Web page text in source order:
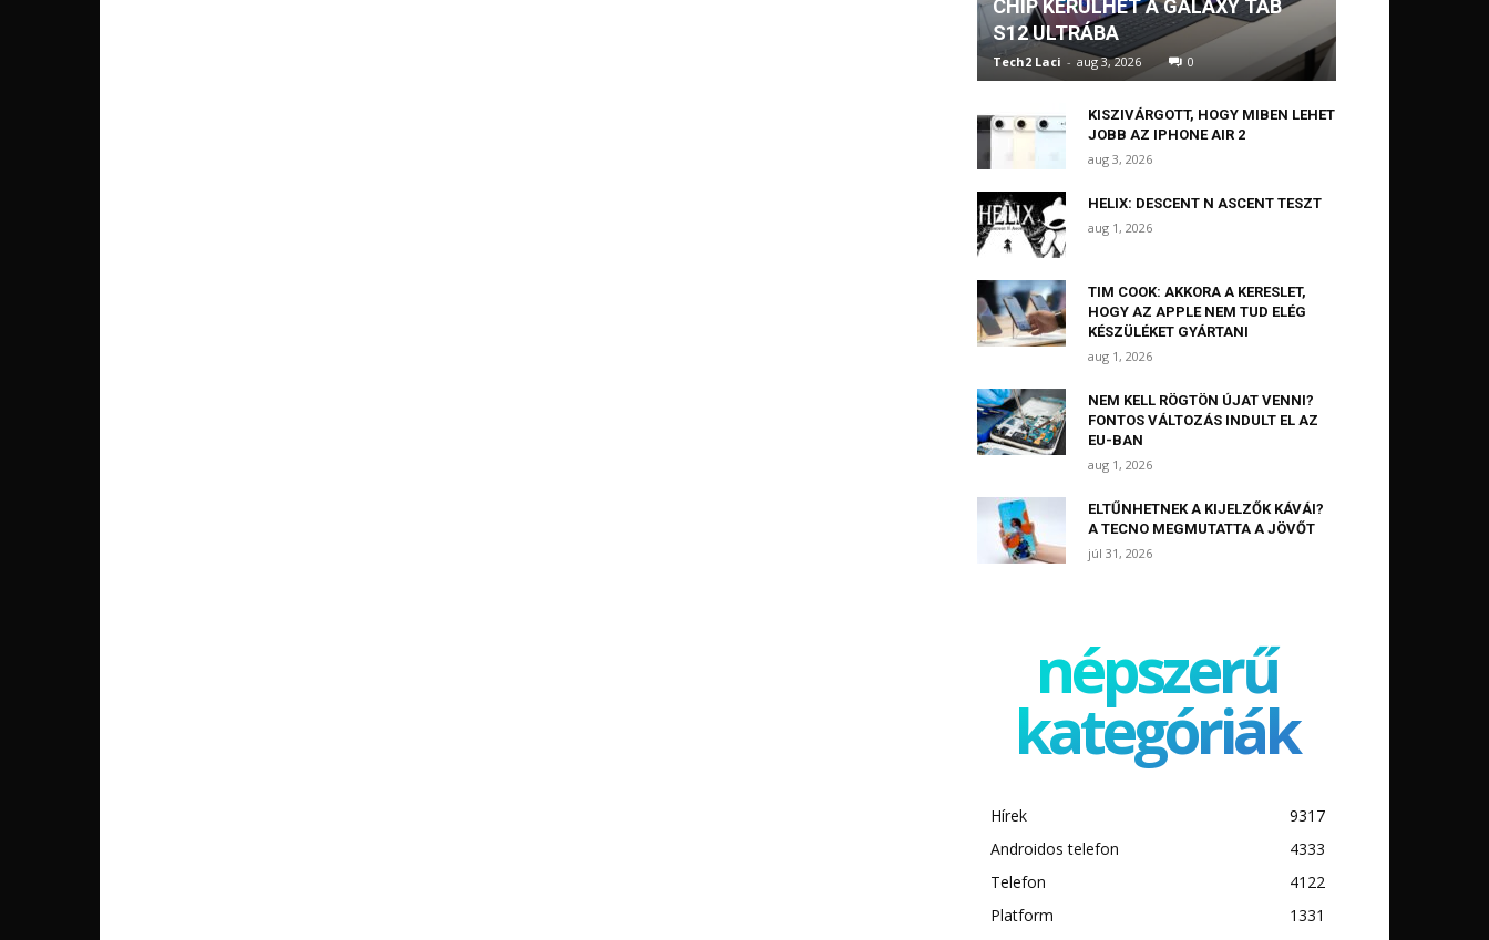
CHIP KERÜLHET A GALAXY TAB
S12 ULTRÁBA
Tech2 Laci - aug 3, 2026 0
KISZIVÁRGOTT, HOGY MIBEN LEHET
JOBB AZ IPHONE AIR 2
aug 3, 2026
HELIX: DESCENT N ASCENT TESZT
aug 1, 2026
TIM COOK: AKKORA A KERESLET,
HOGY AZ APPLE NEM TUD ELÉG
KÉSZÜLÉKET GYÁRTANI
aug 1, 2026
NEM KELL RÖGTÖN ÚJAT VENNI?
FONTOS VÁLTOZÁS INDULT EL AZ
EU-BAN
aug 1, 2026
ELTŰNHETNEK A KIJELZŐK KÁVÁI?
A TECNO MEGMUTATTA A JÖVŐT
júl 31, 2026
népszerű
kategóriák
Hírek
9317
Androidos telefon
4333
Telefon
4122
Platform
1331